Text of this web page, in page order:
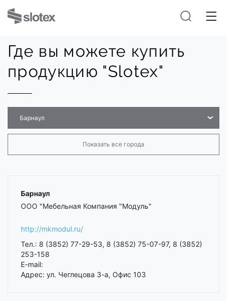
Где вы можете купить
продукцию "Slotex"
Барнаул
Показать все города
Барнаул
ООО "Мебельная Компания "Модуль"
http://mkmodul.ru/
Тел.: 8 (3852) 77-29-53, 8 (3852) 75-07-97, 8 (3852)
253-158
E-mail:
Адрес: ул. Чеглецова 3-а, Офис 103